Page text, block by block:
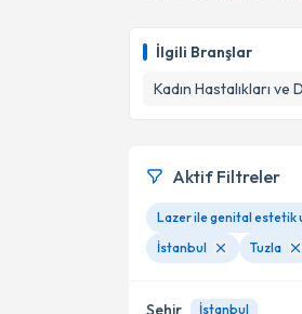
İlgili Branşlar
Kadın Hastalıkları ve
Aktif Filtreler
İstanbul
Tuzla
Şehir İstanbul